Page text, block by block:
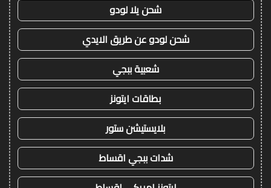
شحن يلا لودو
شحن لودو عن طريق الايدي
شعبية ببجي
بطاقات ايتونز
بلايستيشن ستور
شدات ببجي اقساط